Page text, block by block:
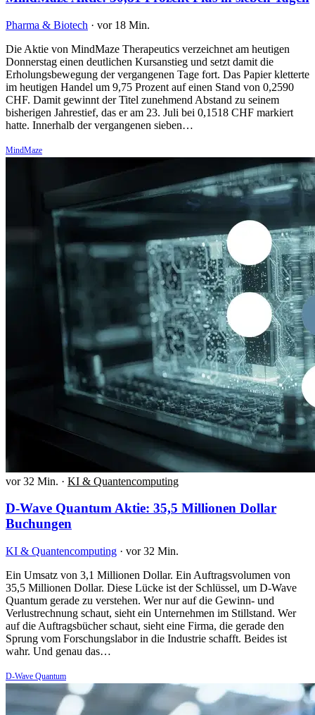
Pharma & Biotech · vor 18 Min.
Die Aktie von MindMaze Therapeutics verzeichnet am heutigen
Donnerstag einen deutlichen Kursanstieg und setzt damit die
Erholungsbewegung der vergangenen Tage fort. Das Papier kletterte
im heutigen Handel um 9,75 Prozent auf einen Stand von 0,2590
CHF. Damit gewinnt der Titel zunehmend Abstand zu seinem
bisherigen Jahrestief, das er am 23. Juli bei 0,1518 CHF markiert
hatte. Innerhalb der vergangenen sieben…
MindMaze
vor 32 Min. · KI & Quantencomputing
D-Wave Quantum Aktie: 35,5 Millionen Dollar
Buchungen
KI & Quantencomputing · vor 32 Min.
Ein Umsatz von 3,1 Millionen Dollar. Ein Auftragsvolumen von
35,5 Millionen Dollar. Diese Lücke ist der Schlüssel, um D-Wave
Quantum gerade zu verstehen. Wer nur auf die Gewinn- und
Verlustrechnung schaut, sieht ein Unternehmen im Stillstand. Wer
auf die Auftragsbücher schaut, sieht eine Firma, die gerade den
Sprung vom Forschungslabor in die Industrie schafft. Beides ist
wahr. Und genau das…
D-Wave Quantum